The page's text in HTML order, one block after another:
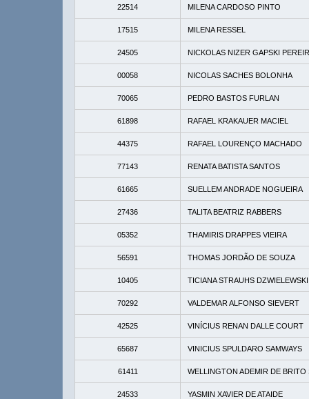
22514 MILENA CARDOSO PINTO
17515 MILENA RESSEL
24505 NICKOLAS NIZER GAPSKI
00058 NICOLAS SACHES BOLONHA
70065 PEDRO BASTOS FURLAN
61898 RAFAEL KRAKAUER MACIEL
44375 RAFAEL LOURENÇO MACHADO
77143 RENATA BATISTA SANTOS
61665 SUELLEM ANDRADE NOGUEIRA
27436 TALITA BEATRIZ RABBERS
05352 THAMIRIS DRAPPES VIEIRA
56591 THOMAS JORDÃO DE SOUZA
10405 TICIANA STRAUHS DZWIELEWSKI
70292 VALDEMAR ALFONSO SIEVERT
42525 VINÍCIUS RENAN DALLE COURT
65687 VINICIUS SPULDARO SAMWAYS
61411 WELLINGTON ADEMIR DE BRITO
24533 YASMIN XAVIER DE ATAIDE